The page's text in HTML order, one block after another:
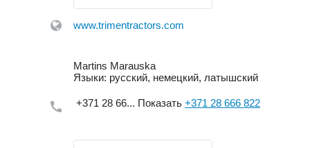
www.trimentractors.com
Martins Marauska
Языки: русский, немецкий, латышский
+371 28 66... Показать +371 28 666 822